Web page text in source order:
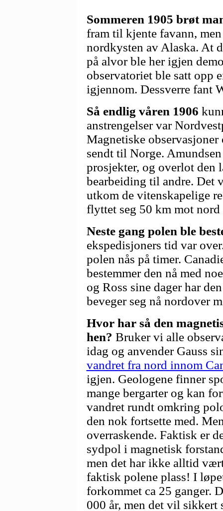
Sommeren 1905 brøt
fram til kjente favann,
nordkysten av Alaska. At
på alvor ble her igjen
observatoriet ble satt opp
igjennom. Dessverre fant
Så endlig våren 1906
anstrengelser var
Magnetiske
sendt til Norge.
prosjekter, og overlot den
bearbeiding til andre. Det
utkom de vitenskapelige
flyttet seg 50 km mot
Neste gang polen ble
ekspedisjoners tid var
polen nås på timer.
bestemmer den nå med
og Ross sine dager har
beveger seg nå nordover
Hvor har så den
hen? Bruker vi alle
idag og anvender Gauss
vandret fra nord innom
igjen. Geologene finner
mange bergarter og kan
vandret rundt omkring
den nok fortsette med.
overraskende. Faktisk er
sydpol i magnetisk
men det har ikke alltid
faktisk polene plass! I
forkommet ca 25 ganger.
000 år, men det vil sikkert